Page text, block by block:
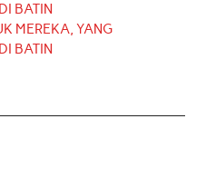
BATIN
MEREKA, YANG
BATIN